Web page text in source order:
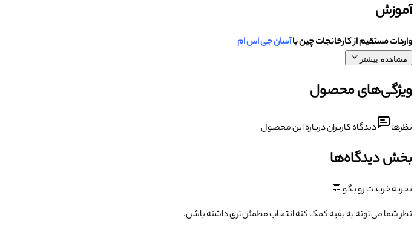
آموزش
واردات مستقیم از کارخانجات چین باآسان جی اس ام
مشاهده بیشتر
ویژگی‌های محصول
نظرها دیدگاه کاربران درباره این محصول
بخش دیدگاه‌ها
تجربه خریدت رو بگو 💬
نظر شما می‌تونه به بقیه کمک کنه انتخاب مطمئن‌تری داشته باشن.